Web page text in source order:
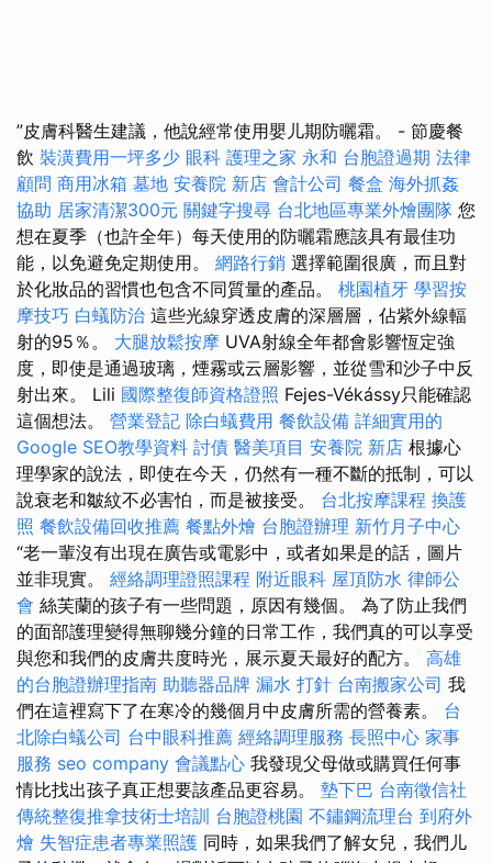
”皮膚科醫生建議，他說經常使用嬰儿期防曬霜。 - 節慶餐
飲 裝潢費用一坪多少 眼科 護理之家 永和 台胞證過期 法律
顧問 商用冰箱 墓地 安養院 新店 會計公司 餐盒 海外抓姦
協助 居家清潔300元 關鍵字搜尋 台北地區專業外燴團隊 您
想在夏季（也許全年）每天使用的防曬霜應該具有最佳功
能，以免避免定期使用。 網路行銷 選擇範圍很廣，而且對
於化妝品的習慣也包含不同質量的產品。 桃園植牙 學習按
摩技巧 白蟻防治 這些光線穿透皮膚的深層層，佔紫外線輻
射的95％。 大腿放鬆按摩 UVA射線全年都會影響恆定強
度，即使是通過玻璃，煙霧或云層影響，並從雪和沙子中反
射出來。 Lili 國際整復師資格證照 Fejes-Vékássy只能確認
這個想法。 營業登記 除白蟻費用 餐飲設備 詳細實用的
Google SEO教學資料 討債 醫美項目 安養院 新店 根據心
理學家的說法，即使在今天，仍然有一種不斷的抵制，可以
說衰老和皺紋不必害怕，而是被接受。 台北按摩課程 換護
照 餐飲設備回收推薦 餐點外燴 台胞證辦理 新竹月子中心
“老一輩沒有出現在廣告或電影中，或者如果是的話，圖片
並非現實。 經絡調理證照課程 附近眼科 屋頂防水 律師公
會 絲芙蘭的孩子有一些問題，原因有幾個。 為了防止我們
的面部護理變得無聊幾分鐘的日常工作，我們真的可以享受
與您和我們的皮膚共度時光，展示夏天最好的配方。 高雄
的台胞證辦理指南 助聽器品牌 漏水 打針 台南搬家公司 我
們在這裡寫下了在寒冷的幾個月中皮膚所需的營養素。 台
北除白蟻公司 台中眼科推薦 經絡調理服務 長照中心 家事
服務 seo company 會議點心 我發現父母做或購買任何事
情比找出孩子真正想要該產品更容易。 墊下巴 台南徵信社
傳統整復推拿技術士培訓 台胞證桃園 不鏽鋼流理台 到府外
燴 失智症患者專業照護 同時，如果我們了解女兒，我們儿